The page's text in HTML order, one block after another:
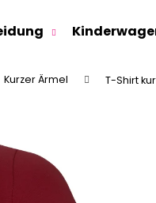
Kurzer Ärmel T-Shirt
Was suchen